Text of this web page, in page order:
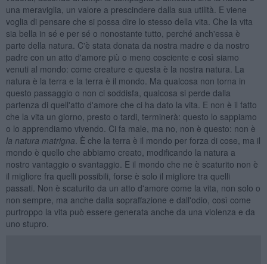
una meraviglia, un valore a prescindere dalla sua utilità. E viene
voglia di pensare che si possa dire lo stesso della vita. Che la vita
sia bella in sé e per sé o nonostante tutto, perché anch'essa è
parte della natura. C'è stata donata da nostra madre e da nostro
padre con un atto d'amore più o meno cosciente e così siamo
venuti al mondo: come creature e questa è la nostra natura. La
natura è la terra e la terra è il mondo. Ma qualcosa non torna in
questo passaggio o non ci soddisfa, qualcosa si perde dalla
partenza di quell'atto d'amore che ci ha dato la vita. E non è il fatto
che la vita un giorno, presto o tardi, terminerà: questo lo sappiamo
o lo apprendiamo vivendo. Ci fa male, ma no, non è questo: non è
la natura matrigna . È che la terra è il mondo per forza di cose, ma il
mondo è quello che abbiamo creato, modificando la natura a
nostro vantaggio o svantaggio. E il mondo che ne è scaturito non è
il migliore fra quelli possibili, forse è solo il migliore tra quelli
passati. Non è scaturito da un atto d'amore come la vita, non solo o
non sempre, ma anche dalla sopraffazione e dall'odio, così come
purtroppo la vita può essere generata anche da una violenza e da
uno stupro.